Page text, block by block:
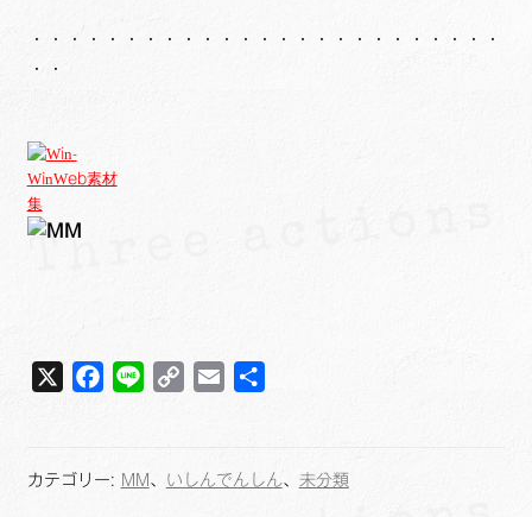
・・・・・・・・・・・・・・・・・・・・・・・・・
・・
X
e
y
i
カテゴリー: MM 、 いしんでんしん、 未分類